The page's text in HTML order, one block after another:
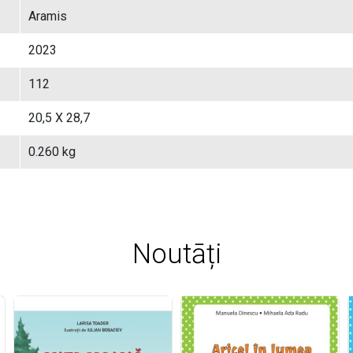
Aramis
2023
112
20,5 X 28,7
0.260 kg
Noutāți